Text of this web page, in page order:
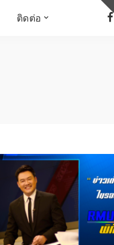
ALL AROUND
WORLD
กรอบข่าวรอบสั
มุมมองข่าว
ที่นี่RMUT
ติดต่อ